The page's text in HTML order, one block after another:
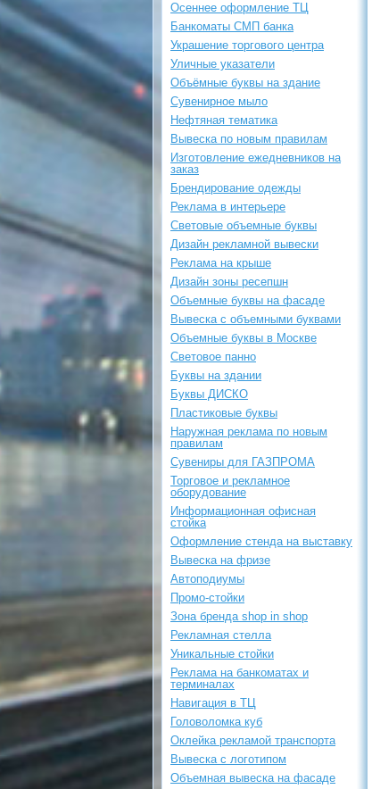
Осеннее оформление ТЦ
Банкоматы СМП банка
Украшение торгового центра
Уличные указатели
Объёмные буквы на здание
Сувенирное мыло
Нефтяная тематика
Вывеска по новым правилам
Изготовление ежедневников на
заказ
Брендирование одежды
Реклама в интерьере
Световые объемные буквы
Дизайн рекламной вывески
Реклама на крыше
Дизайн зоны ресепшн
Объемные буквы на фасаде
Вывеска с объемными буквами
Объемные буквы в Москве
Световое панно
Буквы на здании
Буквы ДИСКО
Пластиковые буквы
Наружная реклама по новым
правилам
Сувениры для ГАЗПРОМА
Торговое и рекламное
оборудование
Информационная офисная
стойка
Оформление стенда на выставку
Вывеска на фризе
Автоподиумы
Промо-стойки
Зона бренда shop in shop
Рекламная стелла
Уникальные стойки
Реклама на банкоматах и
терминалах
Навигация в ТЦ
Головоломка куб
Оклейка рекламой транспорта
Вывеска с логотипом
Объемная вывеска на фасаде